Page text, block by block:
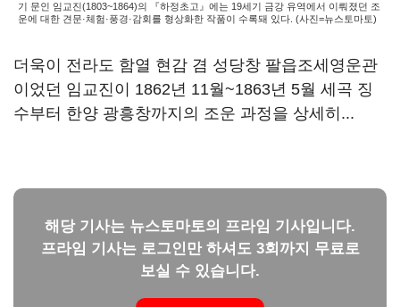
기 문인 임교진(1803~1864)의 『하정초고』에는 19세기 금강 유역에서 이뤄졌던 조
운에 대한 견문·체험·풍경·감회를 형상화한 작품이 수록돼 있다. (사진=뉴스토마토)
더욱이 전라도 함열 현감 겸 성당창 팔읍조세영운관
이었던 임교진이 1862년 11월~1863년 5월 세곡 징
수부터 한양 광흥창까지의 조운 과정을 상세히...
해당 기사는 뉴스토마토의 프라임 기사입니다.
프라임 기사는 로그인만 하셔도 3회까지 무료로
보실 수 있습니다.